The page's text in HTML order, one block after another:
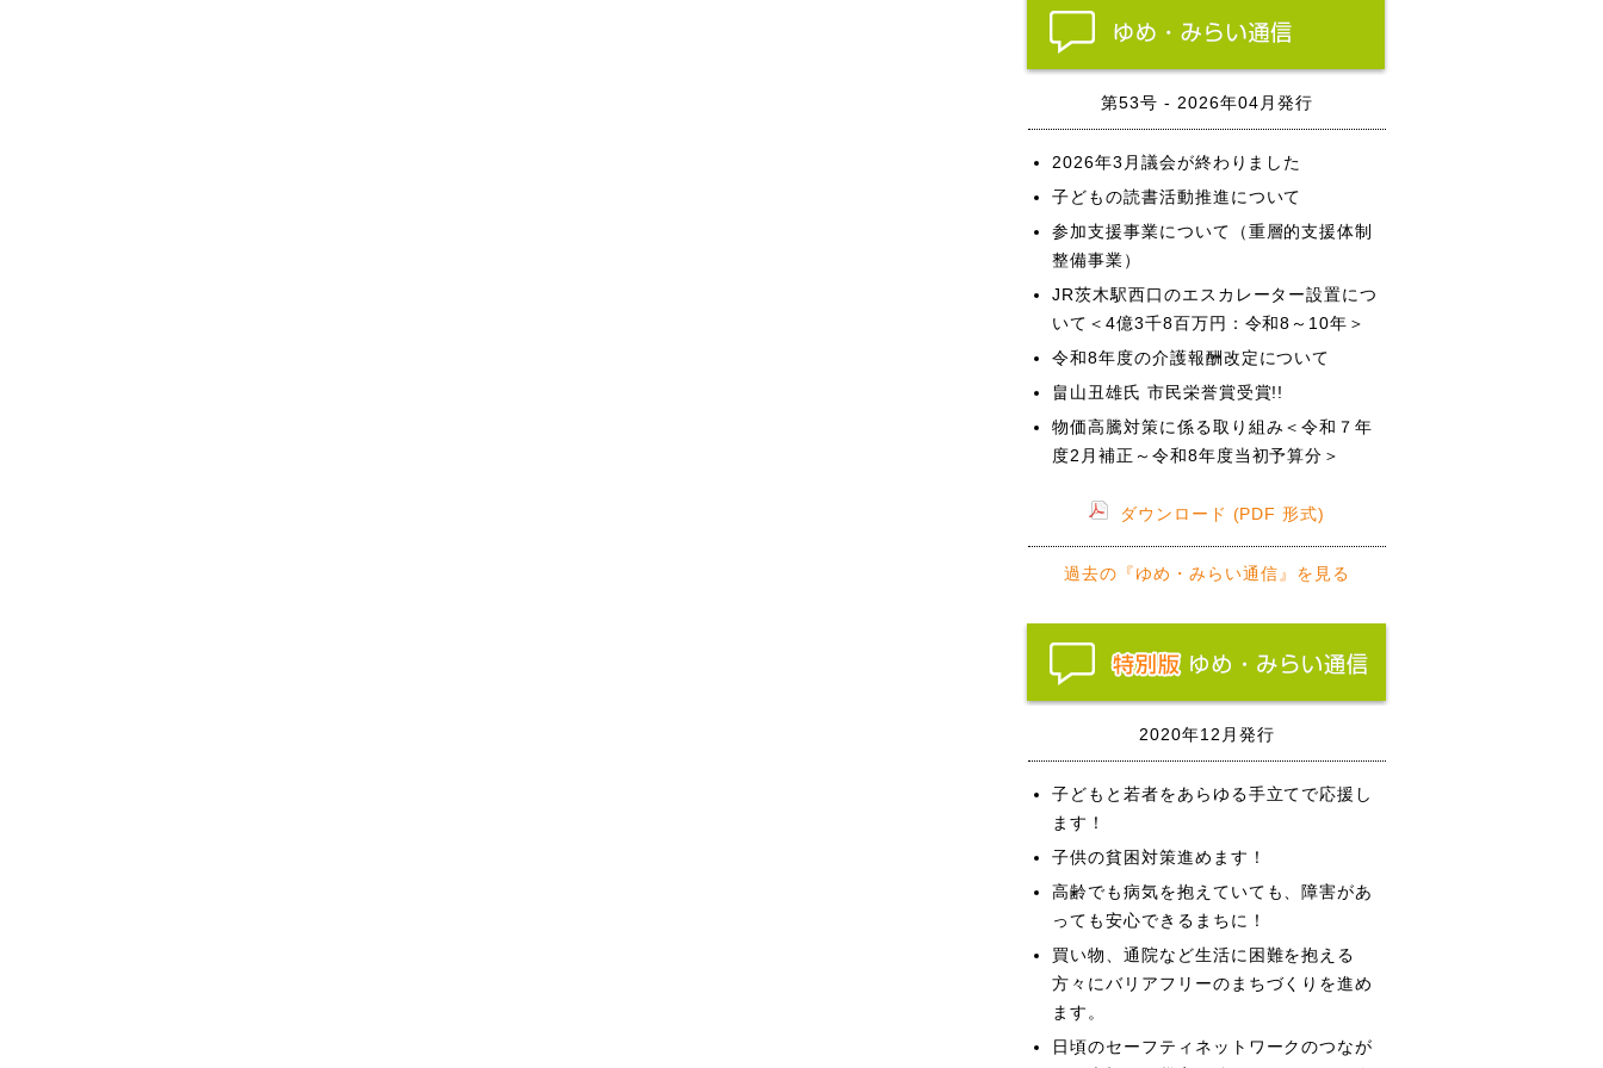
第53号 - 2026年04月発行
2026年3月議会が終わりました
子どもの読書活動推進について
参加支援事業について（重層的支援体制
整備事業）
JR茨木駅西口のエスカレーター設置につ
いて＜4億3千8百万円：令和8～10年＞
令和8年度の介護報酬改定について
畠山丑雄氏 市民栄誉賞受賞!!
物価高騰対策に係る取り組み＜令和７年
度2月補正～令和8年度当初予算分＞
ダウンロード (PDF 形式)
過去の『ゆめ・みらい通信』を見る
2020年12月発行
子どもと若者をあらゆる手立てで応援し
ます！
子供の貧困対策進めます！
高齢でも病気を抱えていても、障害があ
っても安心できるまちに！
買い物、通院など生活に困難を抱える
方々にバリアフリーのまちづくりを進め
ます。
日頃のセーフティネットワークのつなが